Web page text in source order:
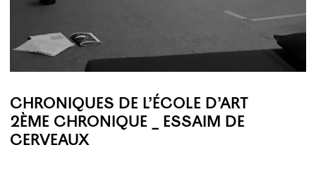
CHRONIQUES DE L’ÉCOLE D’ART
2ÈME CHRONIQUE _ ESSAIM DE
CERVEAUX